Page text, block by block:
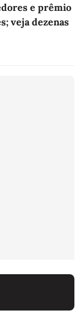
e prêmio
veja dezenas